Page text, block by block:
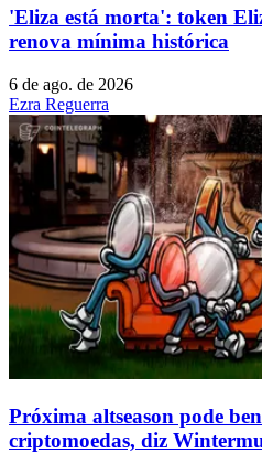
'Eliza está morta': token
renova mínima histórica
6 de ago. de 2026
Ezra Reguerra
Próxima altseason pode
criptomoedas, diz